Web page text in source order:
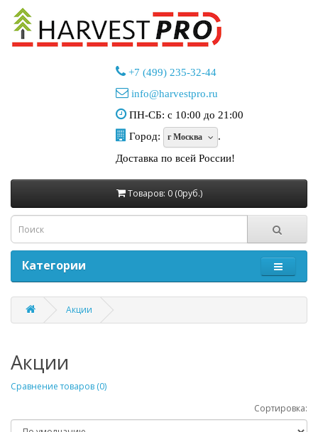
+7 (499) 235-32-44
info@harvestpro.ru
ПН-СБ: с 10:00 до 21:00
Город:
г Москва
.
Доставка по всей России!
Товаров: 0 (0руб.)
Категории
Акции
Акции
Сравнение товаров (0)
Сортировка: